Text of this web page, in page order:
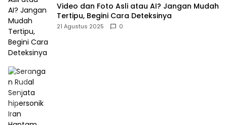
Video dan Foto Asli atau AI? Jangan Mudah
Tertipu, Begini Cara Deteksinya
21 Agustus 2025 0